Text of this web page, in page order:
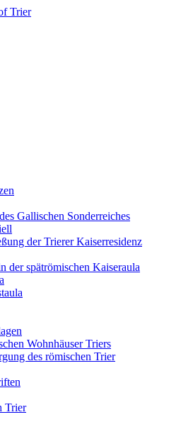
Gallischen Sonderreiches
der Trierer Kaiserresidenz
der spätrömischen Kaiseraula
Wohnhäuser Triers
des römischen Trier
Trier